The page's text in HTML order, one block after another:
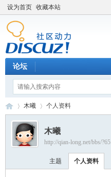
设为首页 收藏本站
论坛
›
木曦
›
个人资料
木曦
http://qian-long.net/bbs/?65
主题 个人资料